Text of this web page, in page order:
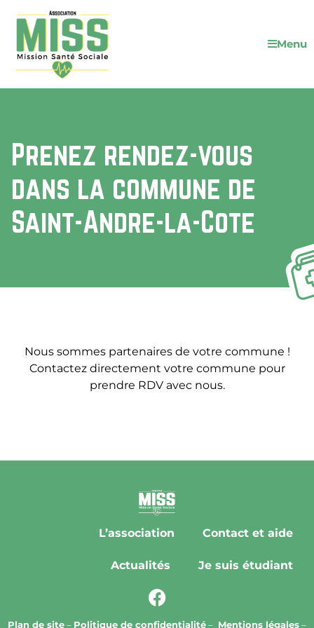
Menu
Prenez rendez-vous
dans la commune de
Saint-Andre-la-Cote
Nous sommes partenaires de votre commune !
Contactez directement votre commune pour
prendre RDV avec nous.
L’association Contact et aide
Actualités Je suis étudiant
Plan de site– Politique de confidentialité– Mentions légales–